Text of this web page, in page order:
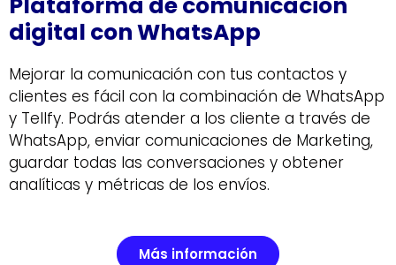
digital con WhatsApp
Mejorar la comunicación con tus contactos y
clientes es fácil con la combinación de WhatsApp
y Tellfy. Podrás atender a los cliente a través de
WhatsApp, enviar comunicaciones de Marketing,
guardar todas las conversaciones y obtener
analíticas y métricas de los envíos.
Más información